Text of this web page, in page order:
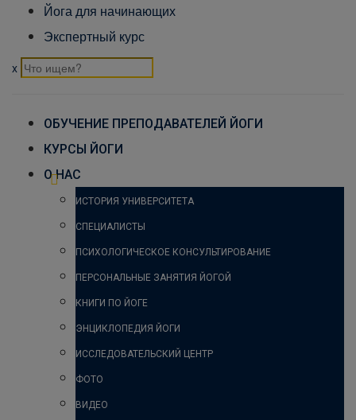
Йога для начинающих
Экспертный курс
x
ОБУЧЕНИЕ ПРЕПОДАВАТЕЛЕЙ ЙОГИ
КУРСЫ ЙОГИ
О НАС
ИСТОРИЯ УНИВЕРСИТЕТА
СПЕЦИАЛИСТЫ
ПСИХОЛОГИЧЕСКОЕ КОНСУЛЬТИРОВАНИЕ
ПЕРСОНАЛЬНЫЕ ЗАНЯТИЯ ЙОГОЙ
КНИГИ ПО ЙОГЕ
ЭНЦИКЛОПЕДИЯ ЙОГИ
ИССЛЕДОВАТЕЛЬСКИЙ ЦЕНТР
ФОТО
ВИДЕО